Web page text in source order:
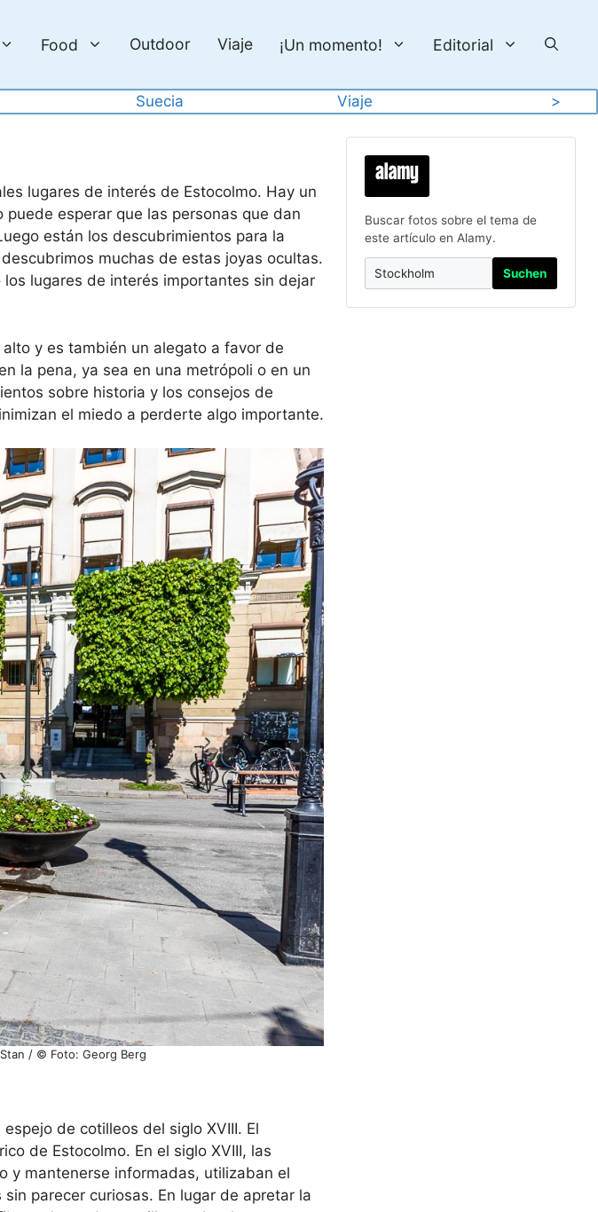
Food Outdoor Viaje ¡Un momento! Editorial
Suecia Viaje >
lugares de interés de Estocolmo. Hay un
esperar que las personas que dan
están los descubrimientos para la
muchas de estas joyas ocultas.
lugares de interés importantes sin dejar
y es también un alegato a favor de
la pena, ya sea en una metrópoli o en un
sobre historia y los consejos de
el miedo a perderte algo importante.
/ © Foto: Georg Berg
de cotilleos del siglo XVIII. El
de Estocolmo. En el siglo XVIII, las
y mantenerse informadas, utilizaban el
parecer curiosas. En lugar de apretar la
Buscar fotos sobre el tema de
este artículo en Alamy.
Suchen